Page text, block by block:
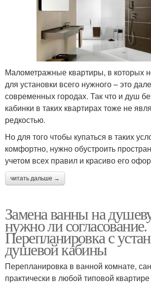
Малометражные квартиры, в которых
для установки всего нужного – это
современных городах. Так что и душ
кабинки в таких квартирах тоже не
редкостью.
Но для того чтобы купаться в таких
комфортно, нужно обустроить
учетом всех правил и красиво его
читать дальше →
Замена ванны на
нужно ли согласование.
Перепланировка с
душевой кабины
Перепланировка в ванной комнате,
практически в любой типовой